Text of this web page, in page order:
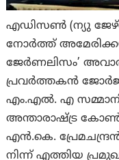
എഡിസൺ (ന്യു
നോർത്ത്
ജേർണലിസം’
പ്രവർത്തകൻ
എം.എൽ. എ
അന്താരാഷ്ട്ര
എൻ.കെ.
നിന്ന് എത്തിയ